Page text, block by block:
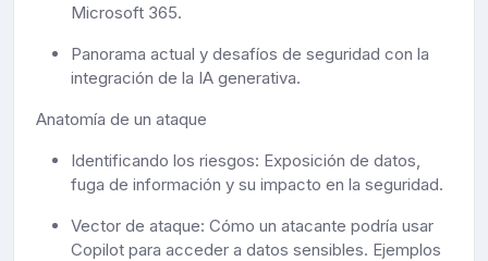
Microsoft 365.
Panorama actual y desafíos de seguridad con la
integración de la IA generativa.
Anatomía de un ataque
Identificando los riesgos: Exposición de datos,
fuga de información y su impacto en la seguridad.
Vector de ataque: Cómo un atacante podría usar
Copilot para acceder a datos sensibles. Ejemplos